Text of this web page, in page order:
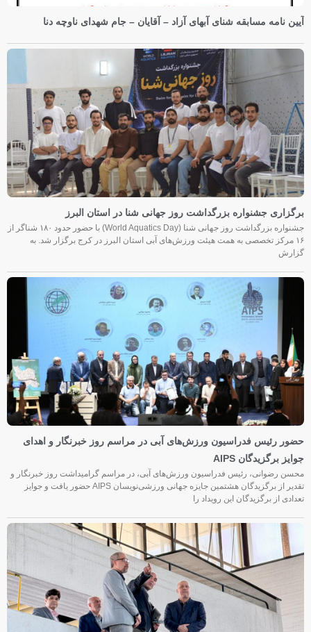
آیین نامه مسابقه شنای آبهای آزاد – آقایان – جام شهدای ناوچه دنا
برگزاری جشنواره بزرگداشت روز جهانی شنا در استان البرز
جشنواره بزرگداشت روز جهانی شنا (World Aquatics Day) با حضور حدود ۱۸۰ شناگر از
۱۶ مرکز تخصصی به همت هیئت ورزش‌های آبی استان البرز در کرج برگزار شد. به
گزارش
حضور رئیس فدراسیون ورزش‌های آبی در مراسم روز خبرنگار و اهدای
جوایز برگزیدگان AIPS
محسن رضوانی، رئیس فدراسیون ورزش‌های آبی، در مراسم گرامیداشت روز خبرنگار و
تقدیر از برگزیدگان هشتمین جایزه جهانی ورزشی‌نویسان AIPS حضور یافت و جوایز
تعدادی از برگزیدگان این رویداد را